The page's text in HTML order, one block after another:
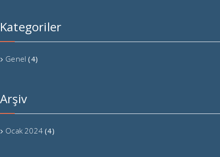
Kategoriler
Genel (4)
Arşiv
Ocak 2024 (4)